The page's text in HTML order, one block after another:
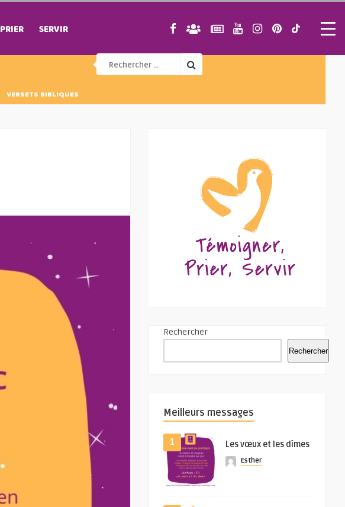
PRIER SERVIR
VERSETS BIBLIQUES
Rechercher
Rechercher
Meilleurs messages
1 Les vœux et les dîmes
Esther